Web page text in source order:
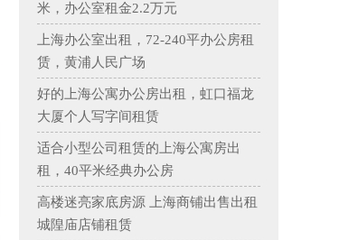
米，办公室租金2.2万元
上海办公室出租，72-240平办公房租
赁，黄浦人民广场
好的上海公寓办公房出租，虹口福龙
大厦个人写字间租赁
适合小型公司租赁的上海公寓房出
租，40平米经典办公房
高楼迷亮家底房源 上海商铺出售出租
城隍庙店铺租赁